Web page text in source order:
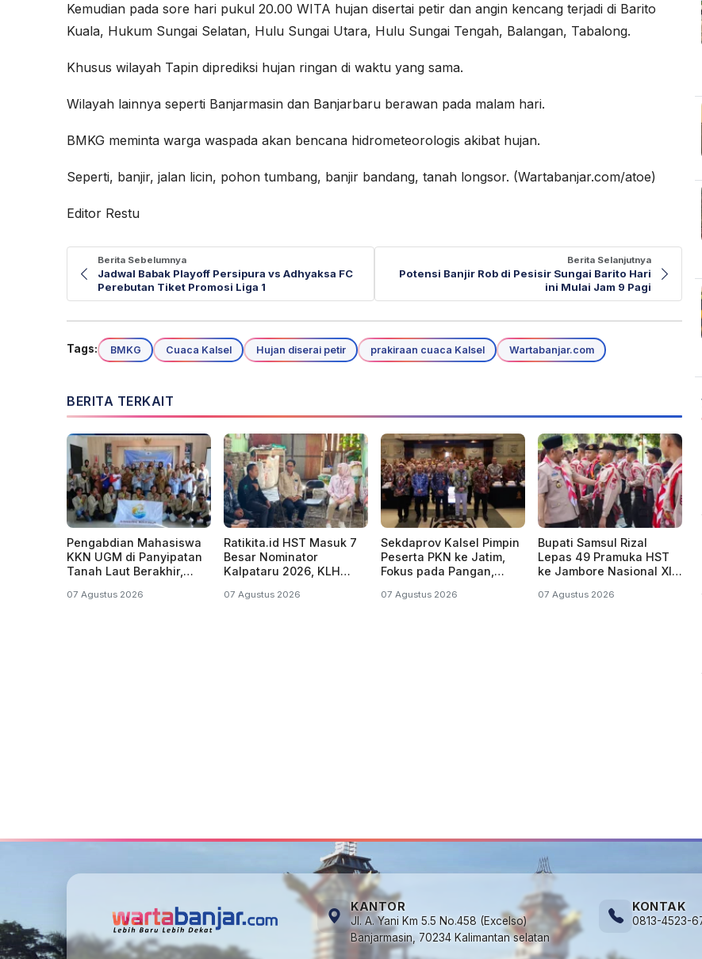
Kemudian pada sore hari pukul 20.00 WITA hujan disertai petir dan angin kencang terjadi di Barito
Kuala, Hukum Sungai Selatan, Hulu Sungai Utara, Hulu Sungai Tengah, Balangan, Tabalong.
Khusus wilayah Tapin diprediksi hujan ringan di waktu yang sama.
Wilayah lainnya seperti Banjarmasin dan Banjarbaru berawan pada malam hari.
BMKG meminta warga waspada akan bencana hidrometeorologis akibat hujan.
Seperti, banjir, jalan licin, pohon tumbang, banjir bandang, tanah longsor. (Wartabanjar.com/atoe)
Editor Restu
Berita Sebelumnya
Jadwal Babak Playoff Persipura vs Adhyaksa FC
Perebutan Tiket Promosi Liga 1
Berita Selanjutnya
Potensi Banjir Rob di Pesisir Sungai Barito Hari
ini Mulai Jam 9 Pagi
Tags: BMKG Cuaca Kalsel Hujan diserai petir prakiraan cuaca Kalsel Wartabanjar.com
BERITA TERKAIT
Pengabdian Mahasiswa
KKN UGM di Panyipatan
Tanah Laut Berakhir,
Program Masyarakat
07 Agustus 2026
Ratikita.id HST Masuk 7
Besar Nominator
Kalpataru 2026, KLH
ke Desa
07 Agustus 2026
Sekdaprov Kalsel Pimpin
Peserta PKN ke Jatim,
Fokus pada Pangan,
Ekonomi
07 Agustus 2026
Bupati Samsul Rizal
Lepas 49 Pramuka HST
ke Jambore Nasional XII
07 Agustus 2026
KANTOR
Jl. A. Yani Km 5.5 No.458 (Excelso)
Banjarmasin, 70234 Kalimantan selatan
KONTAK
0813-4523-